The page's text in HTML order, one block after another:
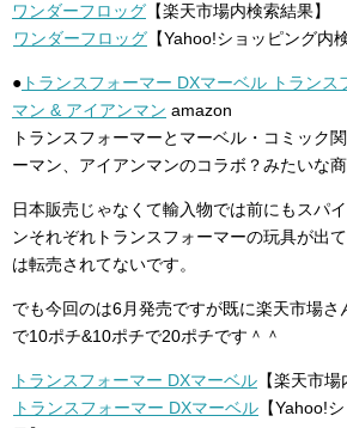
ワンダーフロッグ 【楽天市場内検索結果】
ワンダーフロッグ 【Yahoo!ショッピング内
● トランスフォーマー DXマーベル トラン
マン & アイアンマン amazon
トランスフォーマーとマーベル・コミック
ーマン、アイアンマンのコラボ？みたいな
日本販売じゃなくて輸入物では前にもスパ
ンそれぞれトランスフォーマーの玩具が出
は転売されてないです。
でも今回のは6月発売ですが既に楽天市場
で10ポチ&10ポチで20ポチです＾＾
トランスフォーマー DXマーベル 【楽天市場
トランスフォーマー DXマーベル 【Yahoo!